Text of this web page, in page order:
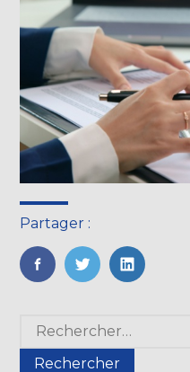
Partager :
FaceBook
TwitterLinkedIn
Blog
sidebar
Rechercher :